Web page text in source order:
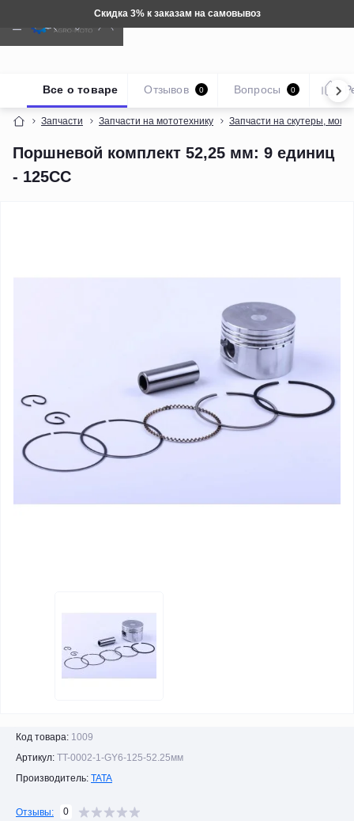
Запчасти Запчасти на мототехнику Запчасти на скутеры,
Поршневой комплект 52,25 мм: 9 единиц
- 125CC
Все о товаре Отзывов 0 Вопросы 0
Код товара: 1009
Артикул: TT-0002-1-GY6-125-52.25мм
Производитель: TATA
Отзывы: 0